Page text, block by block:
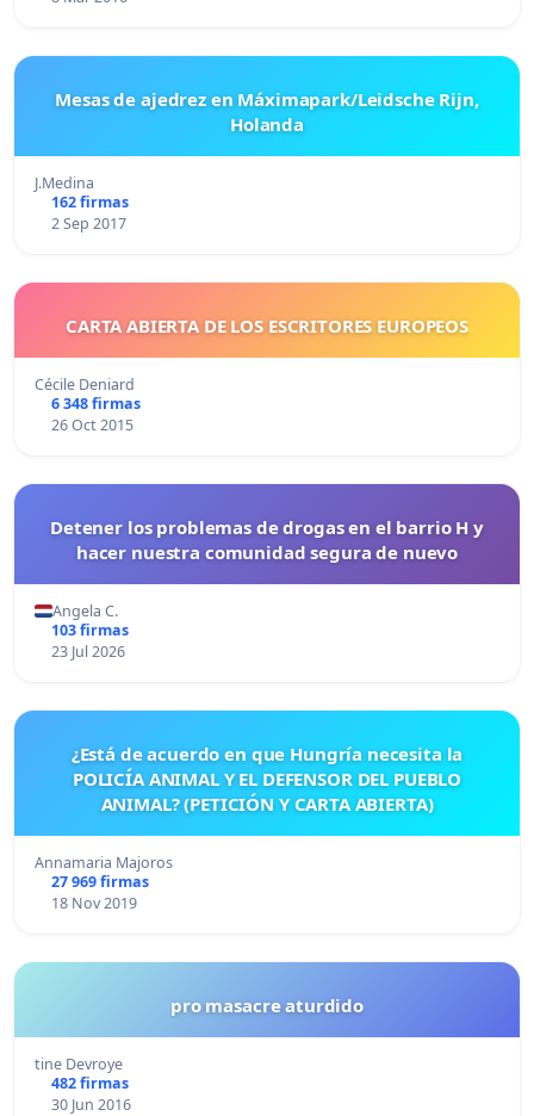
Mesas de ajedrez en Máximapark/Leidsche Rijn,
Holanda
J.Medina
162 firmas
2 Sep 2017
CARTA ABIERTA DE LOS ESCRITORES EUROPEOS
Cécile Deniard
6 348 firmas
26 Oct 2015
Detener los problemas de drogas en el barrio H y
hacer nuestra comunidad segura de nuevo
Angela C.
103 firmas
23 Jul 2026
¿Está de acuerdo en que Hungría necesita la
POLICÍA ANIMAL Y EL DEFENSOR DEL PUEBLO
ANIMAL? (PETICIÓN Y CARTA ABIERTA)
Annamaria Majoros
27 969 firmas
18 Nov 2019
pro masacre aturdido
tine Devroye
482 firmas
30 Jun 2016